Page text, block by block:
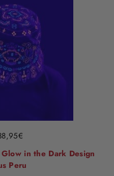
€
in the Dark Design
Peru